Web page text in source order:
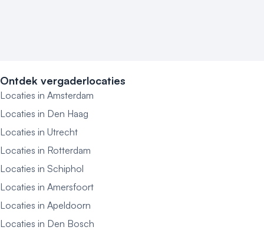
Ontdek vergaderlocaties
Locaties in Amsterdam
Locaties in Den Haag
Locaties in Utrecht
Locaties in Rotterdam
Locaties in Schiphol
Locaties in Amersfoort
Locaties in Apeldoorn
Locaties in Den Bosch